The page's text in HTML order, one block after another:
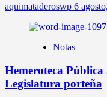
aquimataderoswp 6
Notas
Hemeroteca Pública
Legislatura porteña